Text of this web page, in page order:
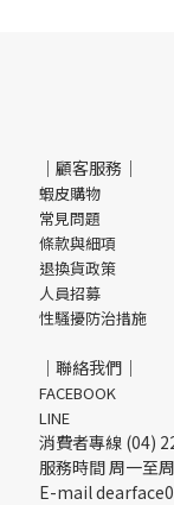
｜顧客服務｜
蝦皮購物
常見問題
條款與細項
退換貨政策
人員招募
性騷擾防治措施
｜聯絡我們｜
FACEBOOK
LINE
消費者專線 (04)
服務時間 周一至
E-mail